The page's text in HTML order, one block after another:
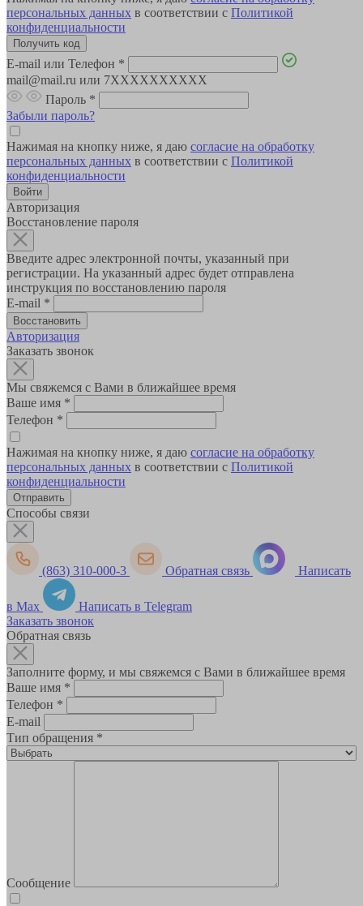
персональных данных в соответствии с Политикой
конфиденциальности
E-mail или Телефон *
mail@mail.ru или 7XXXXXXXXXX
Пароль *
Забыли пароль?
Нажимая на кнопку ниже, я даю согласие на обработку
персональных данных в соответствии с Политикой
конфиденциальности
Авторизация
Восстановление пароля
Введите адрес электронной почты, указанный при
регистрации. На указанный адрес будет отправлена
инструкция по восстановлению пароля
E-mail *
Авторизация
Заказать звонок
Мы свяжемся с Вами в ближайшее время
Ваше имя *
Телефон *
Нажимая на кнопку ниже, я даю согласие на обработку
персональных данных в соответствии с Политикой
конфиденциальности
Способы связи
(863) 310-000-3 Обратная связь Написать
в Max
Написать в Telegram
Заказать звонок
Обратная связь
Заполните форму, и мы свяжемся с Вами в ближайшее время
Ваше имя *
Телефон *
E-mail
Тип обращения *
Сообщение